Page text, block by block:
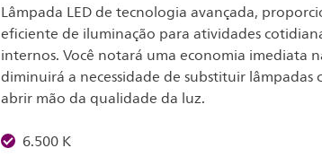
Lâmpada LED de tecnologia avançada,
eficiente de iluminação para atividades
internos. Você notará uma economia imediata
diminuirá a necessidade de substituir lâmpadas
abrir mão da qualidade da luz.
6.500 K